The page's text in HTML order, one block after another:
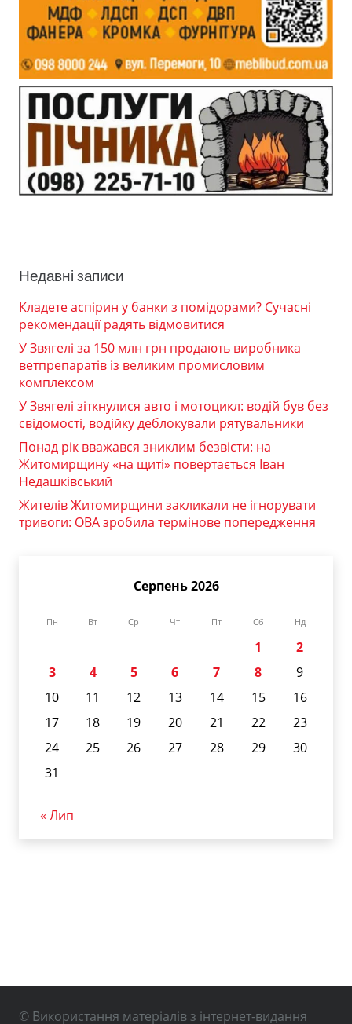
Недавні записи
Кладете аспірин у банки з помідорами? Сучасні
рекомендації радять відмовитися
У Звягелі за 150 млн грн продають виробника
ветпрепаратів із великим промисловим
комплексом
У Звягелі зіткнулися авто і мотоцикл: водій був без
свідомості, водійку деблокували рятувальники
Понад рік вважався зниклим безвісти: на
Житомирщину «на щиті» повертається Іван
Недашківський
Жителів Житомирщини закликали не ігнорувати
тривоги: ОВА зробила термінове попередження
Серпень 2026
Пн Вт Ср Чт Пт Сб Нд
1
2
3
4 5 6 7 8
9
10
11 12 13 14 15
16
17
18 19 20 21 22
23
24
25 26 27 28 29
30
31
« Лип
© Використання матеріалів з інтернет-видання